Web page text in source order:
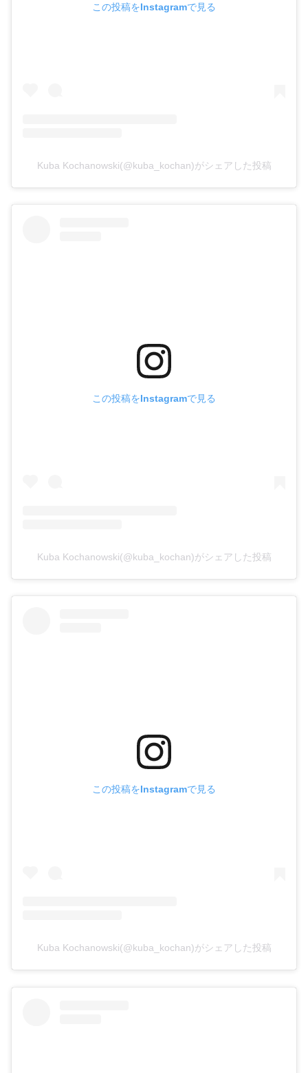
この投稿をInstagramで見る
Kuba Kochanowski(@kuba_kochan)がシェアした投稿
この投稿をInstagramで見る
Kuba Kochanowski(@kuba_kochan)がシェアした投稿
この投稿をInstagramで見る
Kuba Kochanowski(@kuba_kochan)がシェアした投稿